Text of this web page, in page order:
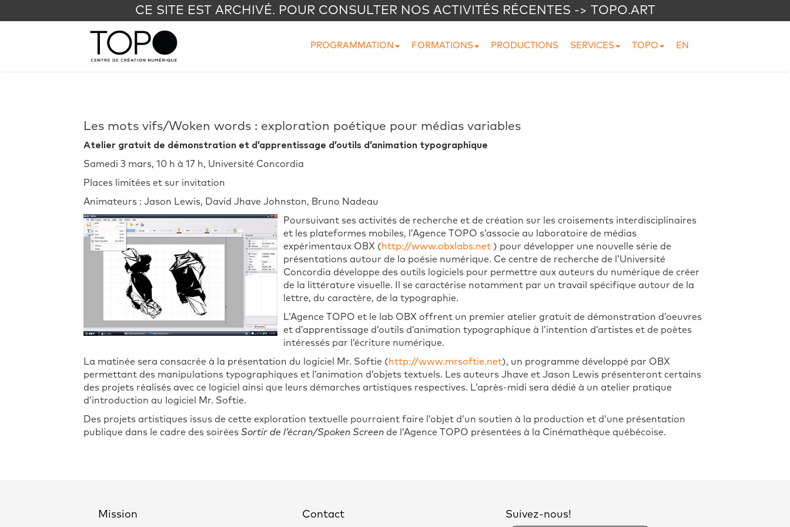
CE SITE EST ARCHIVÉ. POUR CONSULTER NOS ACTIVITÉS RÉCENTES -> TOPO.ART
PROGRAMMATION FORMATIONS PRODUCTIONS SERVICES TOPO EN
Les mots vifs/Woken words : exploration poétique pour médias variables
Atelier gratuit de démonstration et d’apprentissage d’outils d’animation typographique
Samedi 3 mars, 10 h à 17 h, Université Concordia
Places limitées et sur invitation
Animateurs : Jason Lewis, David Jhave Johnston, Bruno Nadeau
Poursuivant ses activités de recherche et de création sur les croisements interdisciplinaires
et les plateformes mobiles, l’Agence TOPO s’associe au laboratoire de médias
expérimentaux OBX (http://www.obxlabs.net ) pour développer une nouvelle série de
présentations autour de la poésie numérique. Ce centre de recherche de l’Université
Concordia développe des outils logiciels pour permettre aux auteurs du numérique de créer
de la littérature visuelle. Il se caractérise notamment par un travail spécifique autour de la
lettre, du caractère, de la typographie.
L’Agence TOPO et le lab OBX offrent un premier atelier gratuit de démonstration d’oeuvres
et d’apprentissage d’outils d’animation typographique à l’intention d’artistes et de poètes
intéressés par l’écriture numérique.
La matinée sera consacrée à la présentation du logiciel Mr. Softie (http://www.mrsoftie.net), un programme développé par OBX
permettant des manipulations typographiques et l’animation d’objets textuels. Les auteurs Jhave et Jason Lewis présenteront certains
des projets réalisés avec ce logiciel ainsi que leurs démarches artistiques respectives. L’après-midi sera dédié à un atelier pratique
d’introduction au logiciel Mr. Softie.
Des projets artistiques issus de cette exploration textuelle pourraient faire l’objet d’un soutien à la production et d’une présentation
publique dans le cadre des soirées Sortir de l’écran/Spoken Screen de l’Agence TOPO présentées à la Cinémathèque québécoise.
Mission Contact Suivez-nous!